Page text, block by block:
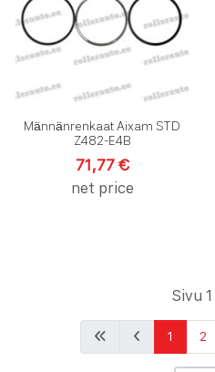
Männänrenkaat Aixam STD
Z482-E4B
71,77 €
net price
Sivu
1 2